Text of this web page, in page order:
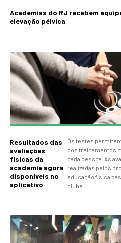
Academias do RJ recebem
elevação pélvica
Resultados das
avaliações
físicas da
academia agora
disponíveis no
aplicativo
Os testes
dos treinamentos
cada pessoa. As
realizadas pelos
educação física
clube